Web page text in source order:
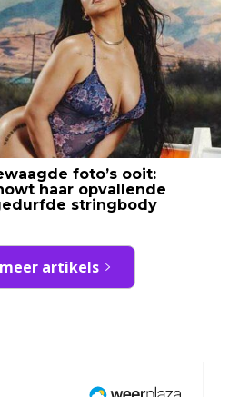
foto’s ooit:
haar opvallende
stringbody
artikels